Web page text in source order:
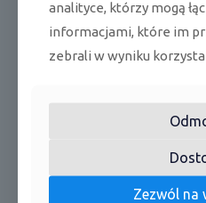
*wykrywanie osób przy
powietrza
*wykrywanie temperatury od
*wyświetlacz oczyszczania
analityce, którzy mogą
informacjami, które im
zebrali w wyniku
Zezwól na